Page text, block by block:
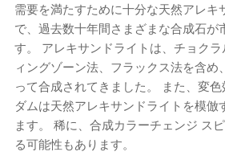
需要を満たすために十分な天然アレキ
で、過去数十年間さまざまな合成石が
す。 アレキサンドライトは、チョク
ィングゾーン法、フラックス法を含め
って合成されてきました。 また、変
ダムは天然アレキサンドライトを模倣
ます。 稀に、合成カラーチェンジ ス
る可能性もあります。